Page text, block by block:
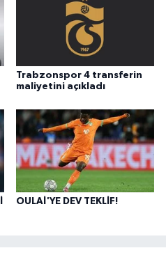
Trabzonspor 4 transferin
maliyetini açıkladı
OULAİ'YE DEV TEKLİF!